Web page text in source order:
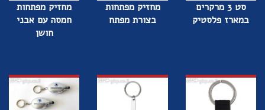
סט 3 מרקרים
במארז פלסטיק
מחזיק מפתחות
בצורת מפתח
מחזיק מפתחות
חמסה עם אבני
חושן